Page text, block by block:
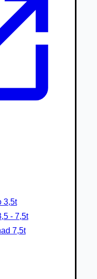
3,5t
- 7,5t
7,5t
/ bufety